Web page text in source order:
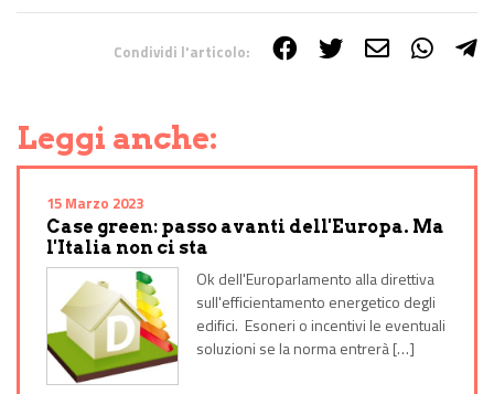
Condividi l'articolo:
Leggi anche:
15 Marzo 2023
Case green: passo avanti dell'Europa. Ma
l'Italia non ci sta
Ok dell'Europarlamento alla direttiva
sull'efficientamento energetico degli
edifici. Esoneri o incentivi le eventuali
soluzioni se la norma entrerà […]